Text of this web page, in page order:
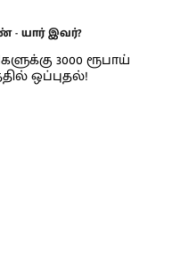
- யார் இவர்?